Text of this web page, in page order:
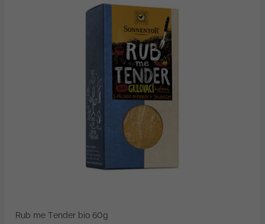
Rub me Tender bio 60g